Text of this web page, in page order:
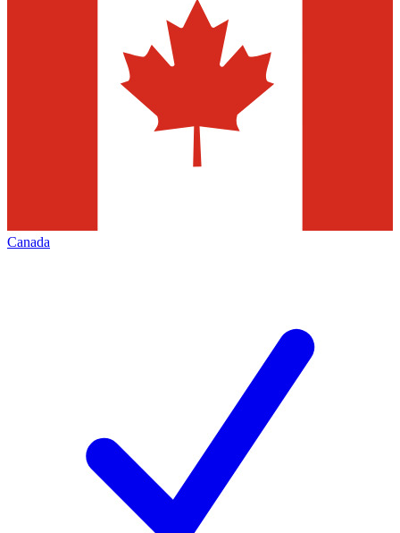
Canada